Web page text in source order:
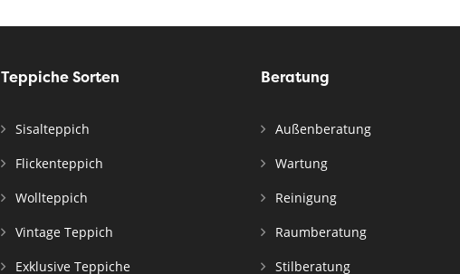
Teppiche Sorten
Sisalteppich
Flickenteppich
Wollteppich
Vintage Teppich
Exklusive Teppiche
Beratung
Außenberatung
Wartung
Reinigung
Raumberatung
Stilberatung